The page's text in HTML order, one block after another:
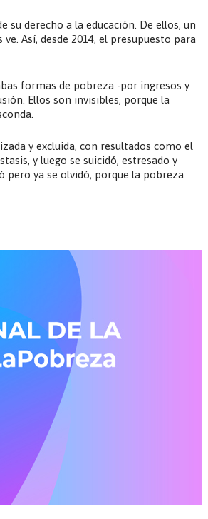
su derecho a la educación. De ellos, un
Así, desde 2014, el presupuesto para
formas de pobreza -por ingresos y
Ellos son invisibles, porque la
y excluida, con resultados como el
y luego se suicidó, estresado y
pero ya se olvidó, porque la pobreza